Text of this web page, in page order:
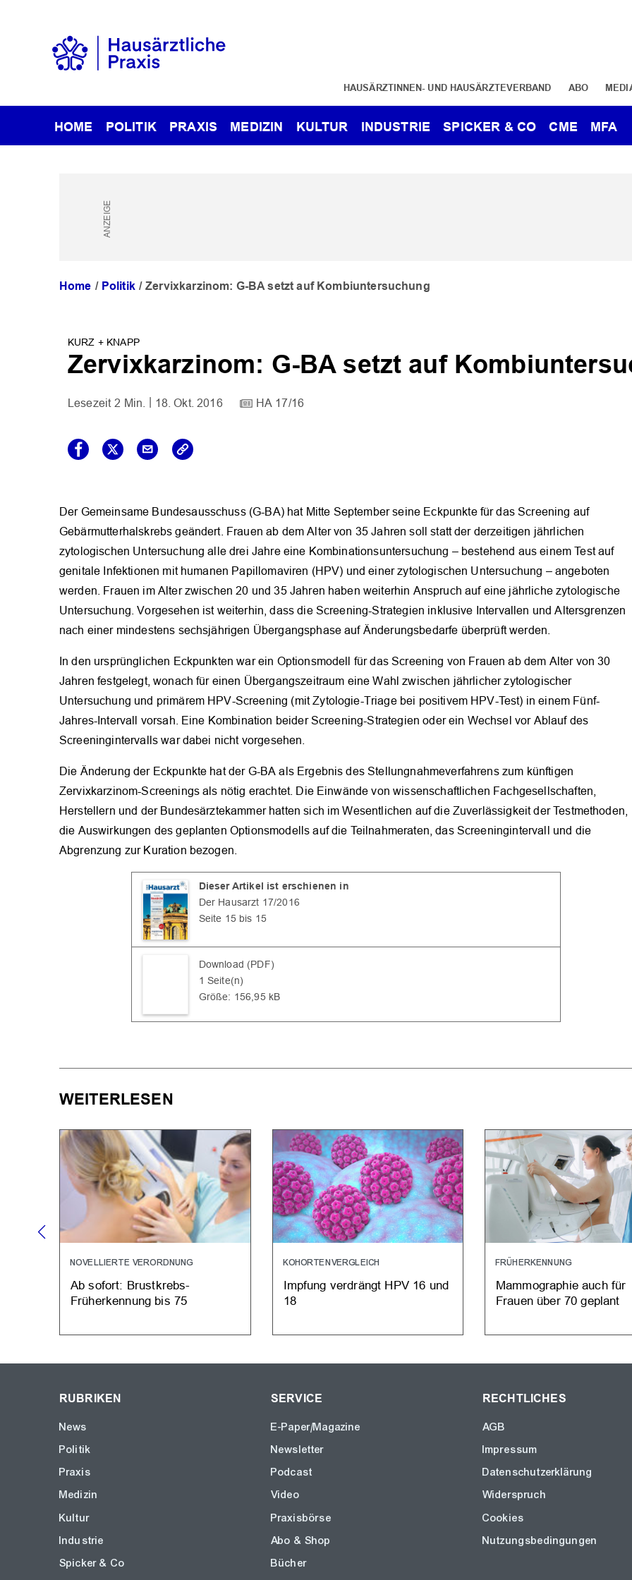
HAUSÄRZTINNEN- UND HAUSÄRZTEVERBAND ABO
HOME POLITIK PRAXIS MEDIZIN KULTUR INDUSTRIE SPICKER & CO CME MFA
Home Politik Zervixkarzinom: G-BA setzt auf Kombiuntersuchung
KURZ + KNAPP
Zervixkarzinom: G-BA setzt auf
2 Min. 18. Okt. 2016 HA 17/16
Der Gemeinsame Bundesausschuss (G-BA) hat Mitte September seine Eckpunkte für das Screening auf
Gebärmutterhalskrebs geändert. Frauen ab dem Alter von 35 Jahren soll statt der derzeitigen jährlichen
zytologischen Untersuchung alle drei Jahre eine Kombinationsuntersuchung – bestehend aus einem Test auf
genitale Infektionen mit humanen Papillomaviren (HPV) und einer zytologischen Untersuchung – angeboten
werden. Frauen im Alter zwischen 20 und 35 Jahren haben weiterhin Anspruch auf eine jährliche zytologische
Untersuchung. Vorgesehen ist weiterhin, dass die Screening-Strategien inklusive Intervallen und Altersgrenzen
nach einer mindestens sechsjährigen Übergangsphase auf Änderungsbedarfe überprüft werden.
In den ursprünglichen Eckpunkten war ein Optionsmodell für das Screening von Frauen ab dem Alter von 30
Jahren festgelegt, wonach für einen Übergangszeitraum eine Wahl zwischen jährlicher zytologischer
Untersuchung und primärem HPV-Screening (mit Zytologie-Triage bei positivem HPV-Test) in einem Fünf-
Jahres-Intervall vorsah. Eine Kombination beider Screening-Strategien oder ein Wechsel vor Ablauf des
Screeningintervalls war dabei nicht vorgesehen.
Die Änderung der Eckpunkte hat der G-BA als Ergebnis des Stellungnahmeverfahrens zum künftigen
Zervixkarzinom-Screenings als nötig erachtet. Die Einwände von wissenschaftlichen Fachgesellschaften,
Herstellern und der Bundesärztekammer hatten sich im Wesentlichen auf die Zuverlässigkeit der Testmethoden,
die Auswirkungen des geplanten Optionsmodells auf die Teilnahmeraten, das Screeningintervall und die
Abgrenzung zur Kuration bezogen.
Dieser Artikel ist erschienen in
Der Hausarzt 17/2016
Seite 15 bis 15
Download (PDF)
1 Seite(n)
Größe: 156,95 kB
WEITERLESEN
NOVELLIERTE VERORDNUNG
Ab sofort: Brustkrebs-
Früherkennung bis 75
KOHORTENVERGLEICH
Impfung verdrängt HPV 16 und
18
FRÜHERKENNUNG
Mammographie auch für
Frauen über 70 geplant
RUBRIKEN
News
Politik
Praxis
Medizin
Kultur
Industrie
Spicker & Co
SERVICE
E-Paper/Magazine
Newsletter
Podcast
Video
Praxisbörse
Abo & Shop
Bücher
RECHTLICHES
AGB
Impressum
Datenschutzerklärung
Widerspruch
Cookies
Nutzungsbedingungen